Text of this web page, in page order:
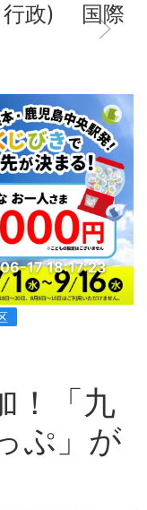
政) 国際
17 18:17:23
！「九
ぷ」が